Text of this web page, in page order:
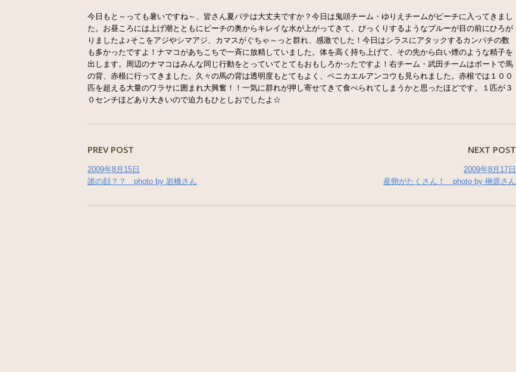
今日もと～っても暑いですね～、皆さん夏バテは大丈夫ですか？今日は鬼頭チーム・ゆりえチームがビーチに入ってきまし
た。お昼ころには上げ潮とともにビーチの奥からキレイな水が上がってきて、びっくりするようなブルーが目の前にひろが
りましたよ♪そこをアジやシマアジ、カマスがぐちゃ～っと群れ、感激でした！今日はシラスにアタックするカンパチの数
も多かったですよ！ナマコがあちこちで一斉に放精していました。体を高く持ち上げて、その先から白い煙のような精子を
出します。周辺のナマコはみんな同じ行動をとっていてとてもおもしろかったですよ！右チーム・武田チームはボートで馬
の背、赤根に行ってきました。久々の馬の背は透明度もとてもよく、ベニカエルアンコウも見られました。赤根では１００
匹を超える大量のワラサに囲まれ大興奮！！一気に群れが押し寄せてきて食べられてしまうかと思ったほどです。１匹が３
０センチほどあり大きいので迫力もひとしおでしたよ☆
NEXT POST
2009年8月17日
産卵がたくさん！ photo by 榊原さん
PREV POST
2009年8月15日
誰の顔？？ photo by 岩橋さん